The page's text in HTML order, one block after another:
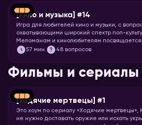
[кино и музыка] #14
Игра для любителей кино и музыки, с
охватывающими широкий спектр поп-
Меломанам и кинолюбителям посвящается!
57 мин. 48 вопросов
Фильмы и сериалы
[ходячие мертвецы] #1
Это хоум по сериалу «Ходячие мертвецы»,
не нужно доставать оружие или искать